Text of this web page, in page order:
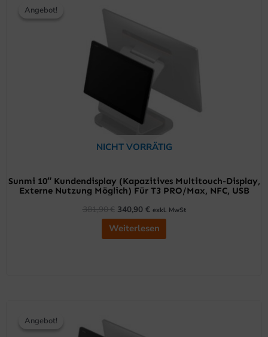
Angebot!
NICHT VORRÄTIG
Angebot!
Sunmi 10″ Kundendisplay (kapazitives Multitouch-Display,
Externe Nutzung Möglich) Für T3 PRO/Max, NFC, USB
381,90€ 340,90 € exkl. MwSt
Weiterlesen
Angebot!
Angebot!